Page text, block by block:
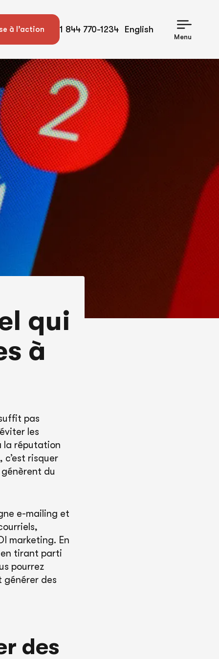
à l’action 1 844 770-1234 English
Menu
qui
à
pas
les
la réputation
c’est risquer
du
e-mailing et
marketing. En
en tirant parti
pourrez
générer des
des